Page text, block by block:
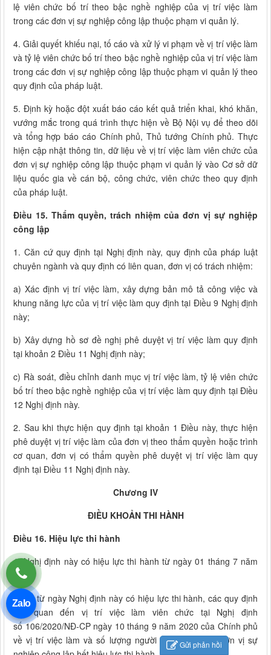
lệ viên chức bố trí theo bậc nghề nghiệp của vị trí việc làm
trong các đơn vị sự nghiệp công lập thuộc phạm vi quản lý.
4. Giải quyết khiếu nại, tố cáo và xử lý vi phạm về vị trí việc làm
và tỷ lệ viên chức bố trí theo bậc nghề nghiệp của vị trí việc làm
trong các đơn vị sự nghiệp công lập thuộc phạm vi quản lý theo
quy định của pháp luật.
5. Định kỳ hoặc đột xuất báo cáo kết quả triển khai, khó khăn,
vướng mắc trong quá trình thực hiện về Bộ Nội vụ để theo dõi
và tổng hợp báo cáo Chính phủ, Thủ tướng Chính phủ. Thực
hiện cập nhật thông tin, dữ liệu về vị trí việc làm viên chức của
đơn vị sự nghiệp công lập thuộc phạm vi quản lý vào Cơ sở dữ
liệu quốc gia về cán bộ, công chức, viên chức theo quy định
của pháp luật.
Điều 15. Thẩm quyền, trách nhiệm của đơn vị sự nghiệp
công lập
1. Căn cứ quy định tại Nghị định này, quy định của pháp luật
chuyên ngành và quy định có liên quan, đơn vị có trách nhiệm:
a) Xác định vị trí việc làm, xây dựng bản mô tả công việc và
khung năng lực của vị trí việc làm quy định tại Điều 9 Nghị định
này;
b) Xây dựng hồ sơ đề nghị phê duyệt vị trí việc làm quy định
tại khoản 2 Điều 11 Nghị định này;
c) Rà soát, điều chỉnh danh mục vị trí việc làm, tỷ lệ viên chức
bố trí theo bậc nghề nghiệp của vị trí việc làm quy định tại Điều
12 Nghị định này.
2. Sau khi thực hiện quy định tại khoản 1 Điều này, thực hiện
phê duyệt vị trí việc làm của đơn vị theo thẩm quyền hoặc trình
cơ quan, đơn vị có thẩm quyền phê duyệt vị trí việc làm quy
định tại Điều 11 Nghị định này.
Chương IV
ĐIỀU KHOẢN THI HÀNH
Điều 16. Hiệu lực thi hành
1. Nghị định này có hiệu lực thi hành từ ngày 01 tháng 7 năm
2026.
2. Kể từ ngày Nghị định này có hiệu lực thi hành, các quy định
liên quan đến vị trí việc làm viên chức tại Nghị định
số 106/2020/NĐ-CP ngày 10 tháng 9 năm 2020 của Chính phủ
về vị trí việc làm và số lượng người làm việc trong đơn vị sự
Gửi phản hồi
Zalo